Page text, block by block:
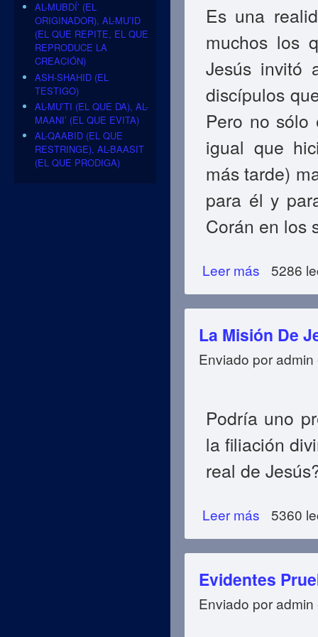
Es una
muchos los
Jesús invitó
discípulos
Pero no sólo
igual que
más tarde)
para él y
Corán en los
Leer más sobre Jesús
5286
La Misión De
Enviado poradmin
Podría uno
la filiación
real de
Leer más sobre La Misión
5360
Evidentes
Enviado poradmin
AL-MUBDÍ’ (EL
ORIGINADOR), AL-MU’ID
(EL QUE REPITE, EL QUE
REPRODUCE LA
CREACIÓN)
ASH-SHAHID (EL
TESTIGO)
AL-MU’TI (EL QUE DA), AL-
MAANI’ (EL QUE EVITA)
AL-QAABID (EL QUE
RESTRINGE), AL-BAASIT
(EL QUE PRODIGA)